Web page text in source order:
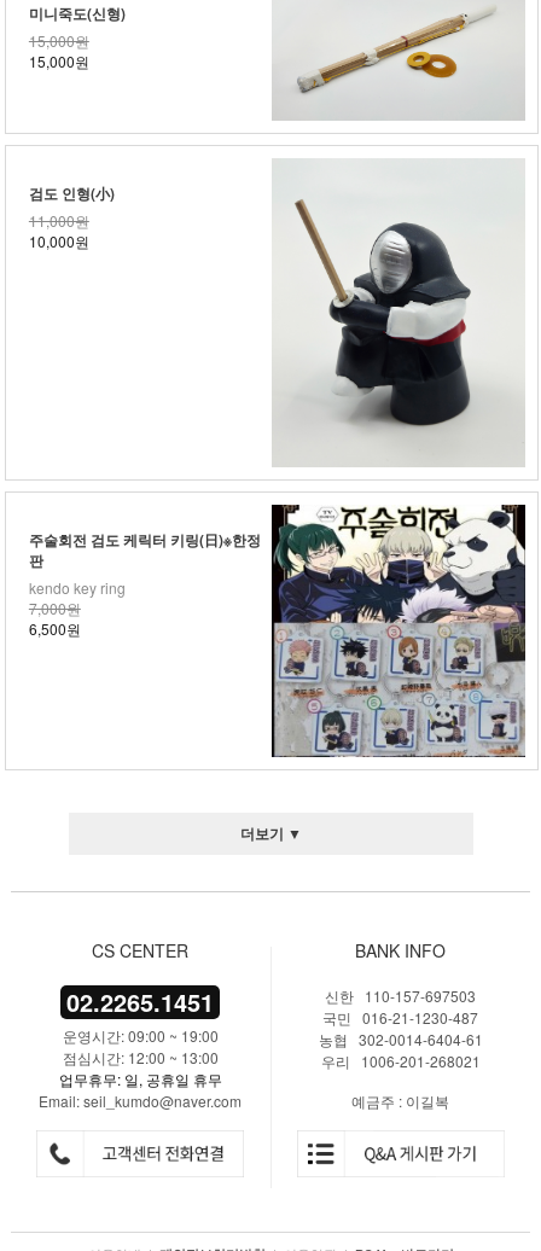
미니죽도(신형)
15,000원
15,000원
검도 인형(小)
11,000원
10,000원
주술회전 검도 케릭터 키링(日)※한정
판
kendo key ring
7,000원
6,500원
더보기 ▼
CS CENTER
02.2265.1451
운영시간: 09:00 ~ 19:00
점심시간: 12:00 ~ 13:00
업무휴무: 일, 공휴일 휴무
Email: seil_kumdo@naver.com
BANK INFO
신한 110-157-697503
국민 016-21-1230-487
농협 302-0014-6404-61
우리 1006-201-268021
예금주 : 이길복